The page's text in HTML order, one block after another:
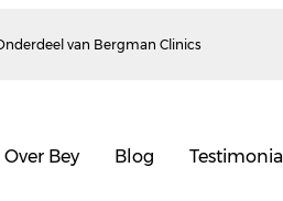
van Bergman Clinics
Over Bey Blog Testimonial